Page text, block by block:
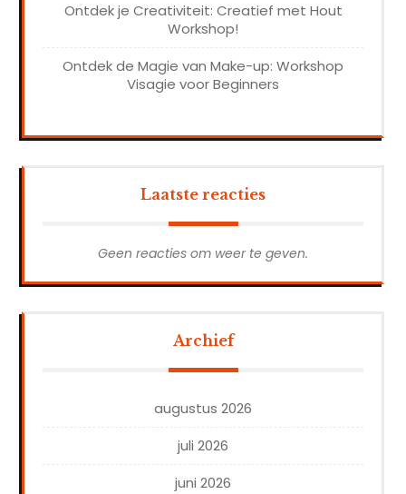
Ontdek je Creativiteit: Creatief met Hout
Workshop!
Ontdek de Magie van Make-up: Workshop
Visagie voor Beginners
Laatste reacties
Geen reacties om weer te geven.
Archief
augustus 2026
juli 2026
juni 2026